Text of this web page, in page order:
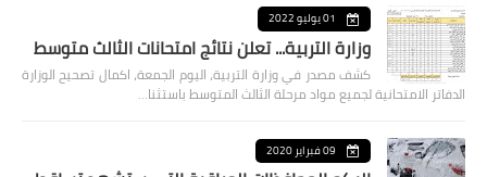
01 يوليو 2022
وزارة التربية... تعلن نتائج امتحانات الثالث متوسط
كشف مصدر في وزارة التربية، اليوم الجمعة، اكمال تصحيح الوزارة
الدفاتر الامتحانية لجميع مواد مرحلة الثالث المتوسط باستثنا…
09 فبراير 2020